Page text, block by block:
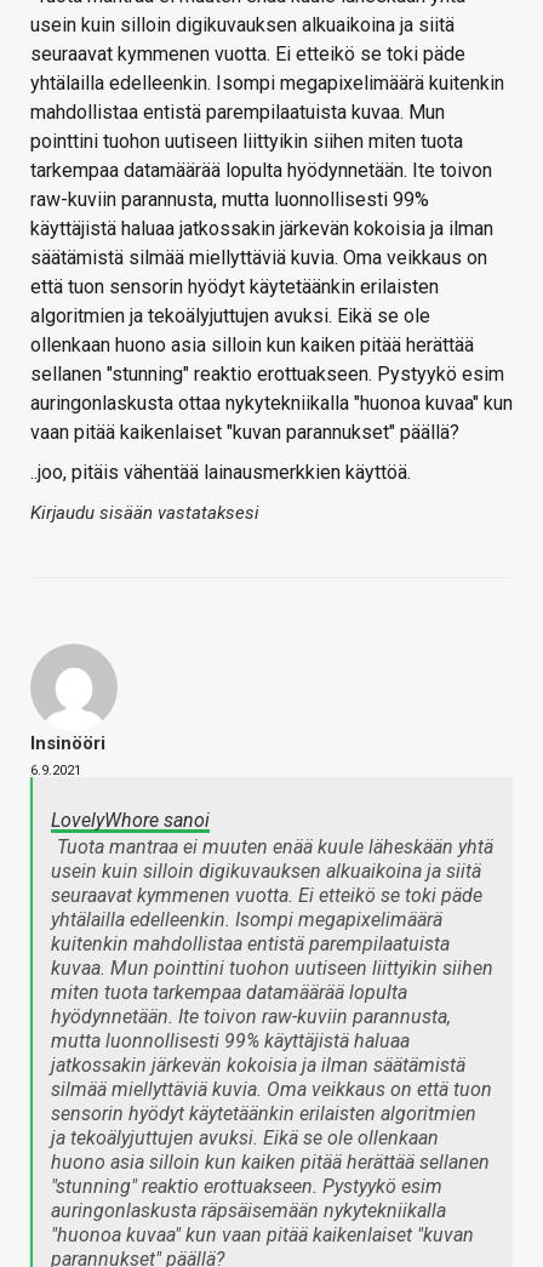
usein kuin silloin digikuvauksen alkuaikoina ja siitä
seuraavat kymmenen vuotta. Ei etteikö se toki päde
yhtälailla edelleenkin. Isompi megapixelimäärä kuitenkin
mahdollistaa entistä parempilaatuista kuvaa. Mun
pointtini tuohon uutiseen liittyikin siihen miten tuota
tarkempaa datamäärää lopulta hyödynnetään. Ite toivon
raw-kuviin parannusta, mutta luonnollisesti 99%
käyttäjistä haluaa jatkossakin järkevän kokoisia ja ilman
säätämistä silmää miellyttäviä kuvia. Oma veikkaus on
että tuon sensorin hyödyt käytetäänkin erilaisten
algoritmien ja tekoälyjuttujen avuksi. Eikä se ole
ollenkaan huono asia silloin kun kaiken pitää herättää
sellanen "stunning" reaktio erottuakseen. Pystyykö esim
auringonlaskusta ottaa nykytekniikalla "huonoa kuvaa" kun
vaan pitää kaikenlaiset "kuvan parannukset" päällä?
..joo, pitäis vähentää lainausmerkkien käyttöä.
Kirjaudu sisään vastataksesi
Insinööri
6.9.2021
LovelyWhore sanoi
Tuota mantraa ei muuten enää kuule läheskään yhtä
usein kuin silloin digikuvauksen alkuaikoina ja siitä
seuraavat kymmenen vuotta. Ei etteikö se toki päde
yhtälailla edelleenkin. Isompi megapixelimäärä
kuitenkin mahdollistaa entistä parempilaatuista
kuvaa. Mun pointtini tuohon uutiseen liittyikin siihen
miten tuota tarkempaa datamäärää lopulta
hyödynnetään. Ite toivon raw-kuviin parannusta,
mutta luonnollisesti 99% käyttäjistä haluaa
jatkossakin järkevän kokoisia ja ilman säätämistä
silmää miellyttäviä kuvia. Oma veikkaus on että tuon
sensorin hyödyt käytetäänkin erilaisten algoritmien
ja tekoälyjuttujen avuksi. Eikä se ole ollenkaan
huono asia silloin kun kaiken pitää herättää sellanen
"stunning" reaktio erottuakseen. Pystyykö esim
auringonlaskusta räpsäisemään nykytekniikalla
"huonoa kuvaa" kun vaan pitää kaikenlaiset "kuvan
parannukset" päällä?